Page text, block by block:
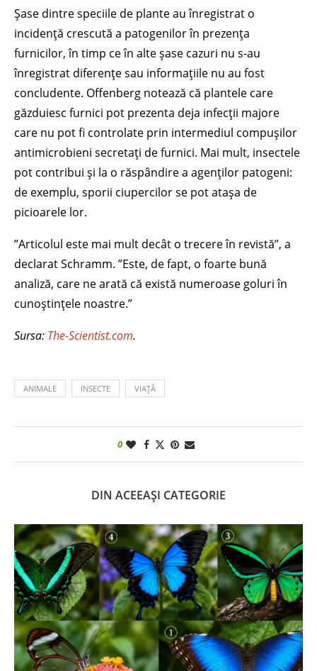
Șase dintre speciile de plante au înregistrat o
incidență crescută a patogenilor în prezența
furnicilor, în timp ce în alte șase cazuri nu s-au
înregistrat diferențe sau informațiile nu au fost
concludente. Offenberg notează că plantele care
găzduiesc furnici pot prezenta deja infecții majore
care nu pot fi controlate prin intermediul compușilor
antimicrobieni secretați de furnici. Mai mult, insectele
pot contribui și la o răspândire a agenților patogeni:
de exemplu, sporii ciupercilor se pot atașa de
picioarele lor.
”Articolul este mai mult decât o trecere în revistă”, a
declarat Schramm. ”Este, de fapt, o foarte bună
analiză, care ne arată că există numeroase goluri în
cunoștințele noastre.”
Sursa: The-Scientist.com.
ANIMALE INSECTE VIAȚĂ
0
DIN ACEEAȘI CATEGORIE